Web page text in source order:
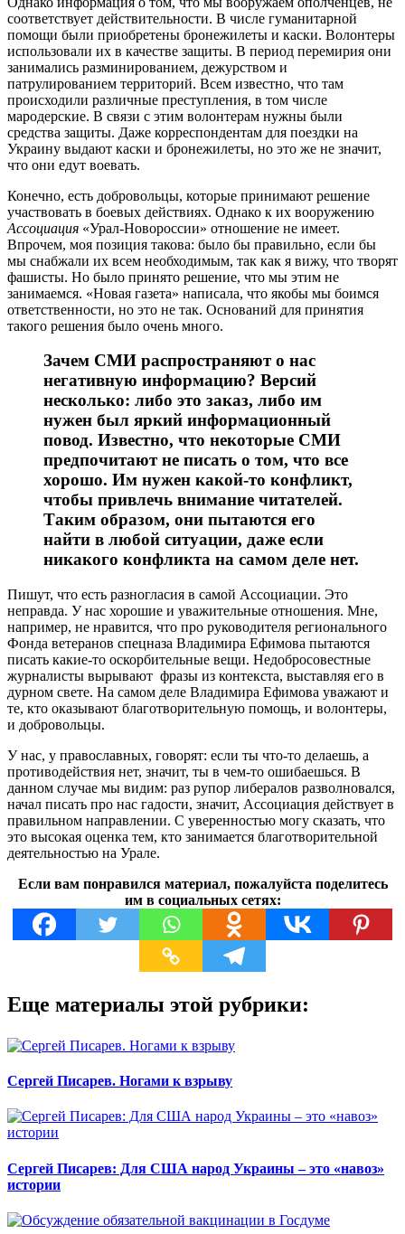
соответствует действительности. В числе гуманитарной
помощи были приобретены бронежилеты и каски. Волонтеры
использовали их в качестве защиты. В период перемирия они
занимались разминированием, дежурством и
патрулированием территорий. Всем известно, что там
происходили различные преступления, в том числе
мародерские. В связи с этим волонтерам нужны были
средства защиты. Даже корреспондентам для поездки на
Украину выдают каски и бронежилеты, но это же не значит,
что они едут воевать.
Конечно, есть добровольцы, которые принимают решение
участвовать в боевых действиях. Однако к их вооружению
Ассоциация «Урал-Новороссии» отношение не имеет.
Впрочем, моя позиция такова: было бы правильно, если бы
мы снабжали их всем необходимым, так как я вижу, что творят
фашисты. Но было принято решение, что мы этим не
занимаемся. «Новая газета» написала, что якобы мы боимся
ответственности, но это не так. Оснований для принятия
такого решения было очень много.
Зачем СМИ распространяют о нас
негативную информацию? Версий
несколько: либо это заказ, либо им
нужен был яркий информационный
повод. Известно, что некоторые СМИ
предпочитают не писать о том, что все
хорошо. Им нужен какой-то конфликт,
чтобы привлечь внимание читателей.
Таким образом, они пытаются его
найти в любой ситуации, даже если
никакого конфликта на самом деле нет.
Пишут, что есть разногласия в самой Ассоциации. Это
неправда. У нас хорошие и уважительные отношения. Мне,
например, не нравится, что про руководителя регионального
Фонда ветеранов спецназа Владимира Ефимова пытаются
писать какие-то оскорбительные вещи. Недобросовестные
журналисты вырывают фразы из контекста, выставляя его в
дурном свете. На самом деле Владимира Ефимова уважают и
те, кто оказывают благотворительную помощь, и волонтеры,
и добровольцы.
У нас, у православных, говорят: если ты что-то делаешь, а
противодействия нет, значит, ты в чем-то ошибаешься. В
данном случае мы видим: раз рупор либералов разволновался,
начал писать про нас гадости, значит, Ассоциация действует в
правильном направлении. С уверенностью могу сказать, что
это высокая оценка тем, кто занимается благотворительной
деятельностью на Урале.
Если вам понравился материал, пожалуйста поделитесь
им в социальных сетях:
Еще материалы этой рубрики:
Сергей Писарев. Ногами к взрыву
Сергей Писарев: Для США народ Украины – это «навоз»
истории